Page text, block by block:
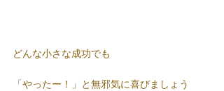
どんな小さな成功でも
「やったー！」と無邪気に喜びましょう